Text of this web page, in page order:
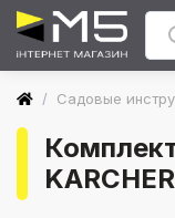
/ Садовые